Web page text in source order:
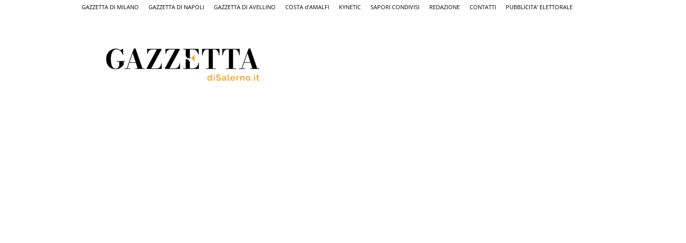
GAZZETTA DI MILANO GAZZETTA DI NAPOLI GAZZETTA DI AVELLINO COSTA d’AMALFI KYNETIC SAPORI CONDIVISI REDAZIONE CONTATTI PUBBLICITA’ ELETTORALE
Salerno,
il
quotidiano